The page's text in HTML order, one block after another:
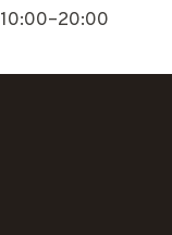
10:00–20:00